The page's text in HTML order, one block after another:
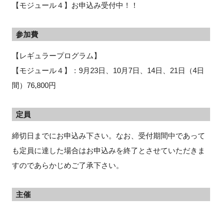
【モジュール４】お申込み受付中！！
参加費
【レギュラープログラム】
【モジュール４】：9月23日、10月7日、14日、21日（4日
間）76,800円
定員
締切日までにお申込み下さい。なお、受付期間中であって
も定員に達した場合はお申込みを終了とさせていただきま
すのであらかじめご了承下さい。
主催